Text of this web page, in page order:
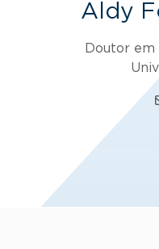
Aldy
Doutor em